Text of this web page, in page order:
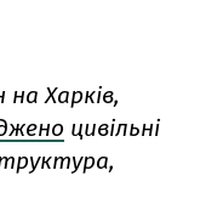
на Харків,
цивільні